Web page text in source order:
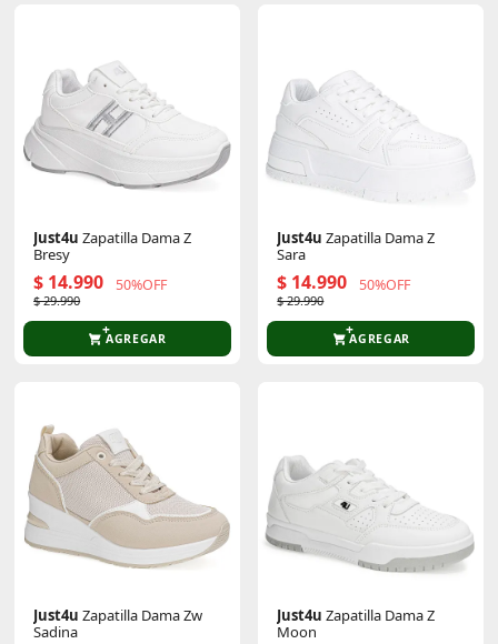
Just4u Zapatilla Dama Z
Bresy
$ 14.990 50%OFF
$ 29.990
AGREGAR
Just4u Zapatilla Dama Z
Sara
$ 14.990 50%OFF
$ 29.990
AGREGAR
Just4u Zapatilla Dama Zw
Sadina
Just4u Zapatilla Dama Z
Moon